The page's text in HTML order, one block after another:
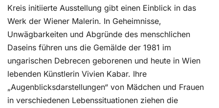
Kreis initiierte Ausstellung gibt einen Einblick in das
Werk der Wiener Malerin. In Geheimnisse,
Unwägbarkeiten und Abgründe des menschlichen
Daseins führen uns die Gemälde der 1981 im
ungarischen Debrecen geborenen und heute in Wien
lebenden Künstlerin Vivien Kabar. Ihre
„Augenblicksdarstellungen“ von Mädchen und Frauen
in verschiedenen Lebenssituationen ziehen die